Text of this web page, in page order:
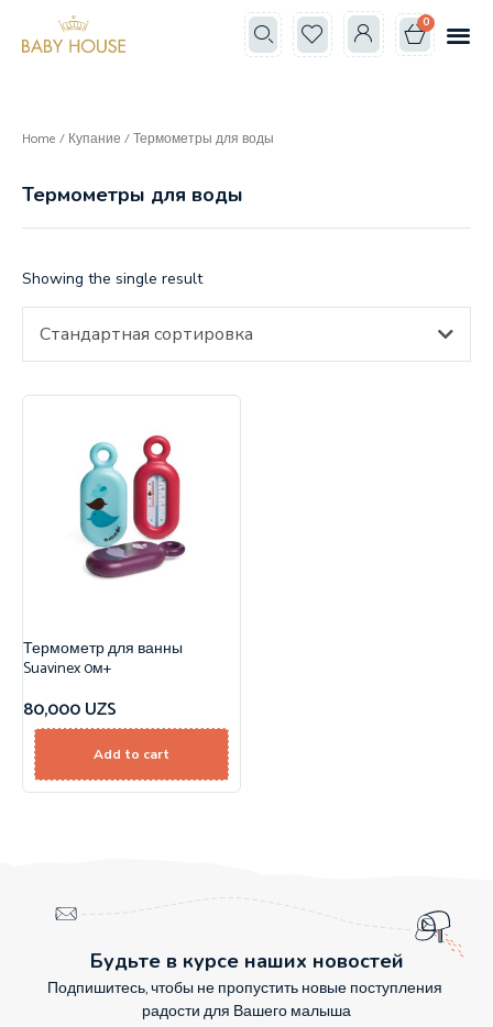
0
Home / Купание / Термометры для воды
Термометры для воды
Showing the single result
Стандартная сортировка
Термометр для ванны
Suavinex 0м+
80,000UZS
Add to cart
Будьте в курсе наших новостей
Подпишитесь, чтобы не пропустить новые поступления
радости для Вашего малыша